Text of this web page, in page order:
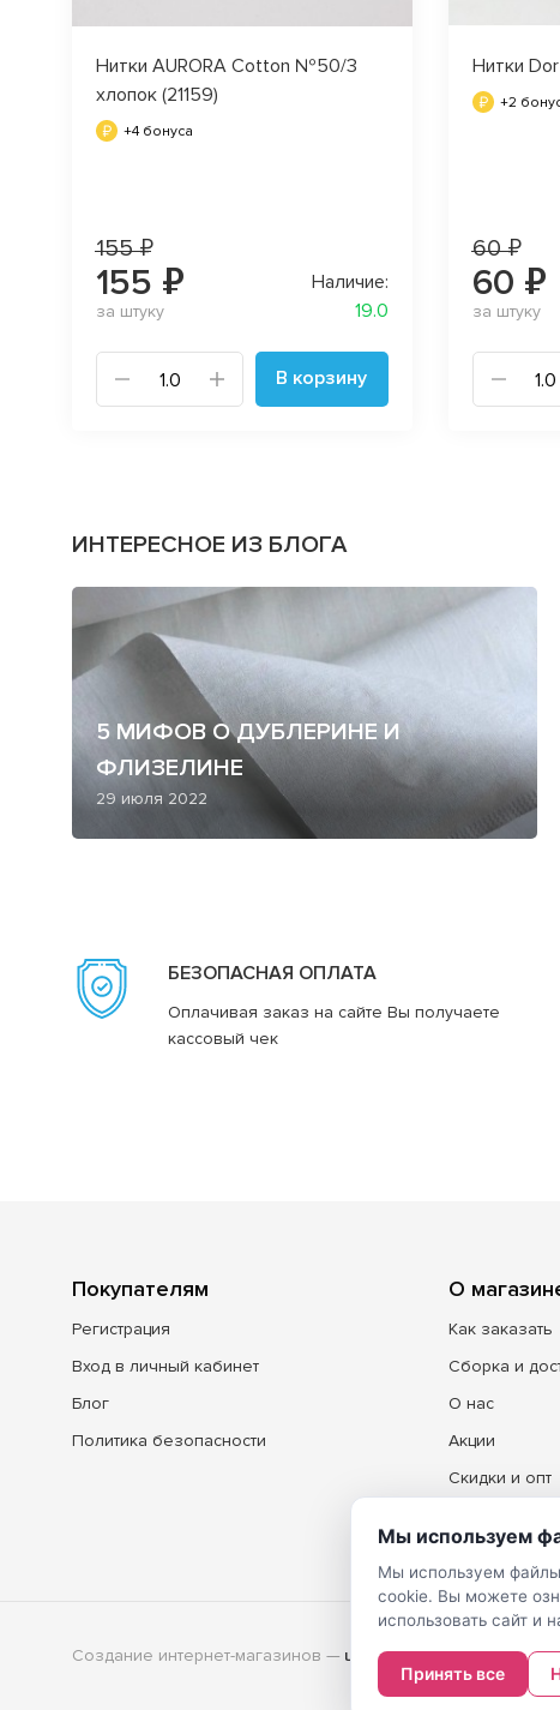
Нитки AURORA Cotton №50/3
хлопок (21159)
+4 бонуса
155 ₽
155 ₽
за штуку
Наличие:
19.0
В корзину
Нитки
+2
60 ₽
60 ₽
за штуку
ИНТЕРЕСНОЕ ИЗ БЛОГА
5 МИФОВ О ДУБЛЕРИНЕ И
ФЛИЗЕЛИНЕ
29 июля 2022
БЕЗОПАСНАЯ ОПЛАТА
Оплачивая заказ на сайте Вы получаете
кассовый чек
Покупателям
Регистрация
Вход в личный кабинет
Блог
Политика безопасности
О
Как заказать
Сборка и
О нас
Акции
Скидки и опт
Создание интернет-магазинов —
Мы используем
Мы используем
cookie. Вы можете
использовать сайт и
Принять все